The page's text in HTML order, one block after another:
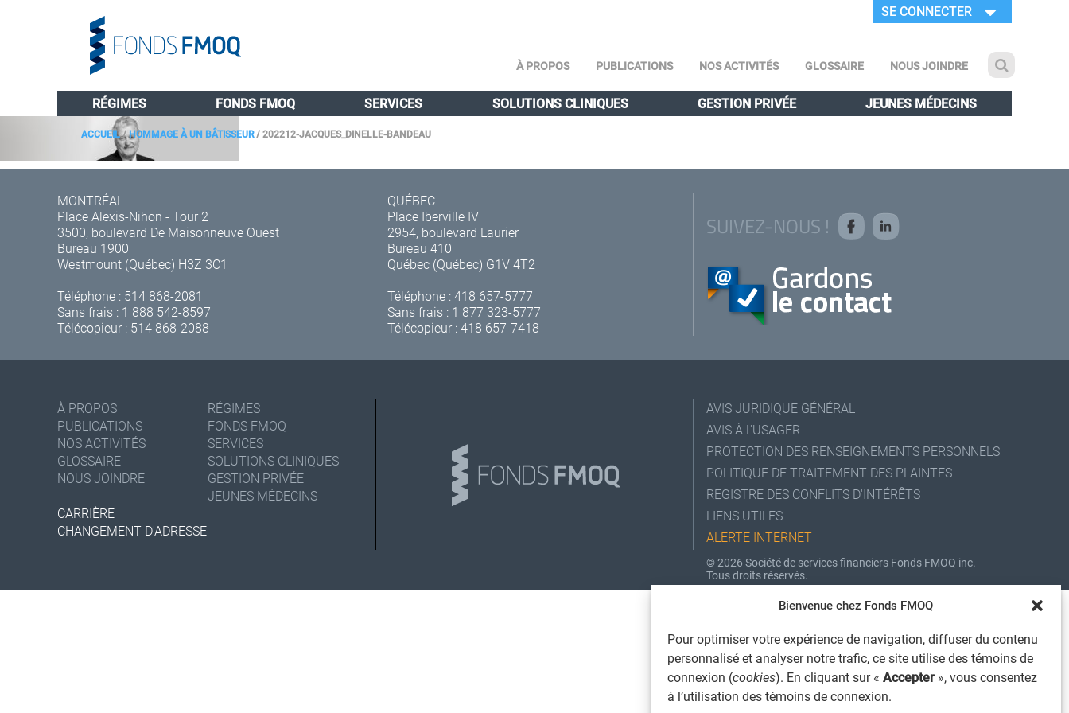
Bienvenue chez Fonds FMOQ
Pour optimiser votre expérience de navigation, diffuser du contenu
personnalisé et analyser notre trafic, ce site utilise des témoins de
connexion (cookies). En cliquant sur « Accepter », vous consentez
à l’utilisation des témoins de connexion.
SE CONNECTER
À PROPOS PUBLICATIONS NOS ACTIVITÉS GLOSSAIRE NOUS JOINDRE
RÉGIMES FONDS FMOQ SERVICES SOLUTIONS CLINIQUES GESTION PRIVÉE JEUNES MÉDECINS
ACCUEIL/HOMMAGE À UN BÂTISSEUR/202212-JACQUES_DINELLE-BANDEAU
MONTRÉAL
Place Alexis-Nihon - Tour 2
3500, boulevard De Maisonneuve Ouest
Bureau 1900
Westmount (Québec) H3Z 3C1
Téléphone : 514 868-2081
Sans frais : 1 888 542-8597
Télécopieur : 514 868-2088
QUÉBEC
Place Iberville IV
2954, boulevard Laurier
Bureau 410
Québec (Québec) G1V 4T2
Téléphone :418 657-5777
Sans frais : 1 877 323-5777
Télécopieur : 418 657-7418
SUIVEZ-NOUS !
À PROPOS
PUBLICATIONS
NOS ACTIVITÉS
GLOSSAIRE
NOUS JOINDRE
RÉGIMES
FONDS FMOQ
SERVICES
SOLUTIONS CLINIQUES
GESTION PRIVÉE
JEUNES MÉDECINS
CARRIÈRE
CHANGEMENT D'ADRESSE
AVIS JURIDIQUE GÉNÉRAL
AVIS À L'USAGER
PROTECTION DES RENSEIGNEMENTS PERSONNELS
POLITIQUE DE TRAITEMENT DES PLAINTES
REGISTRE DES CONFLITS D'INTÉRÊTS
LIENS UTILES
ALERTE INTERNET
© 2026 Société de services financiers Fonds FMOQ inc.
Tous droits réservés.